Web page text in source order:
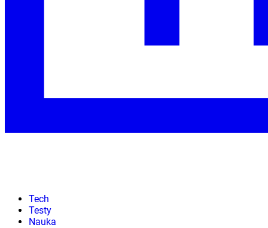
Tech
Testy
Nauka